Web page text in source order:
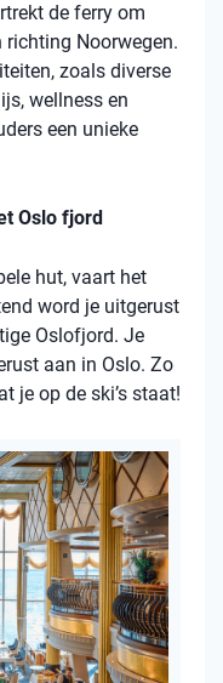
de ferry om
richting Noorwegen.
zoals diverse
wellness en
een unieke
Oslo fjord
hut, vaart het
word je uitgerust
Oslofjord. Je
aan in Oslo. Zo
je op de ski’s staat!